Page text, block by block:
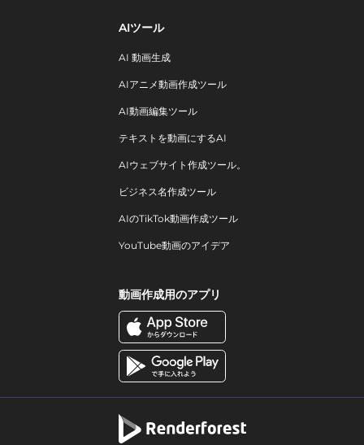
AIツール
AI 動画生成
AIアニメ動画作成ツール
AI動画編集ツール
テキストを動画にするAI
AIウェブサイト作成ツール。
ビジネス名作成ツール
AIのTikTok動画作成ツール
YouTube動画のアイデア
動画作成用のアプリ